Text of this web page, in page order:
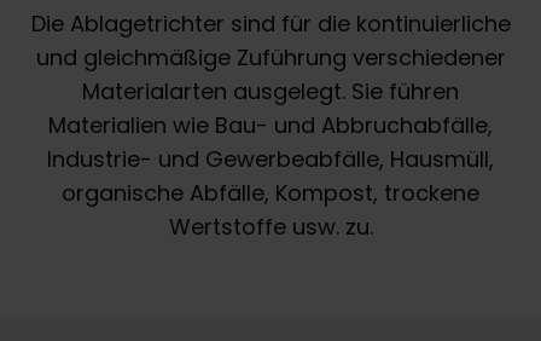
Die Ablagetrichter sind für die kontinuierliche
und gleichmäßige Zuführung verschiedener
Materialarten ausgelegt. Sie führen
Materialien wie Bau- und Abbruchabfälle,
Industrie- und Gewerbeabfälle, Hausmüll,
organische Abfälle, Kompost, trockene
Wertstoffe usw. zu.